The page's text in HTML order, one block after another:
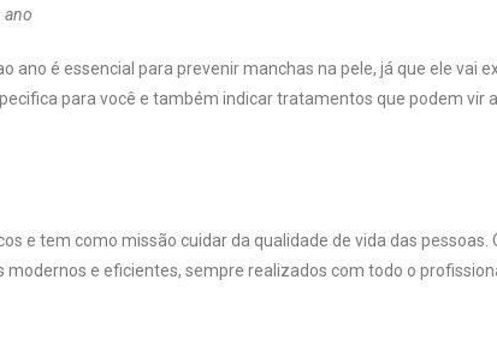
ano
ano é essencial para prevenir manchas na pele, já que ele vai
para você e também indicar tratamentos que podem vir
e tem como missão cuidar da qualidade de vida das pessoas.
e eficientes, sempre realizados com todo o